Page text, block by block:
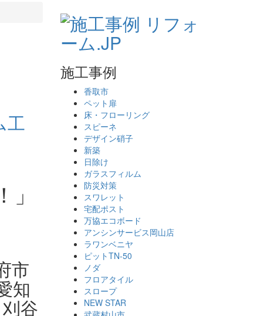
工
市
知
谷
施工事例
香取市
ペット扉
床・フローリング
スピーネ
デザイン硝子
新築
日除け
ガラスフィルム
防災対策
スワレット
宅配ポスト
万協エコボード
アンシンサービス岡山店
ラワンベニヤ
ピットTN-50
ノダ
フロアタイル
スロープ
NEW STAR